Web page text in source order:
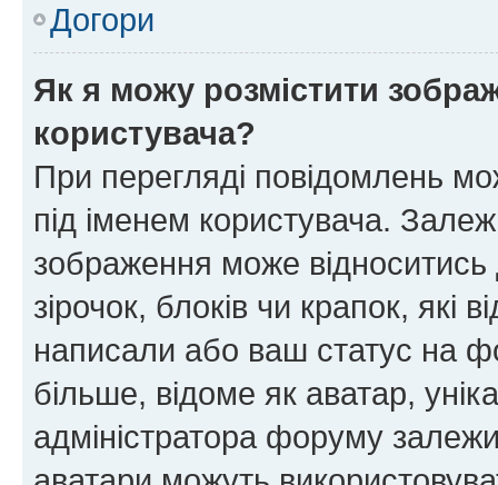
Догори
Як я можу розмістити
користувача?
При перегляді повідомлень
під іменем користувача.
зображення може відноситись
зірочок, блоків чи крапок, які
написали або ваш статус на
більше, відоме як аватар,
адміністратора форуму